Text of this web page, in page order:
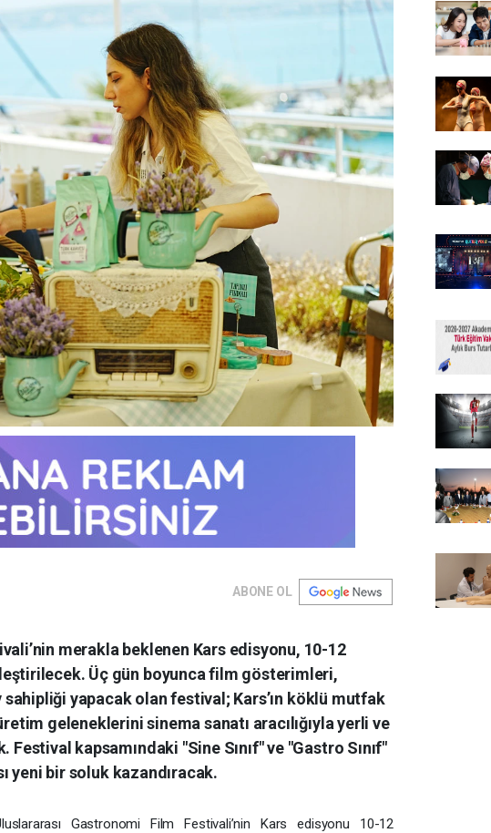
ABONE OL
merakla beklenen Kars edisyonu, 10-12
Üç gün boyunca film gösterimleri,
yapacak olan festival; Kars’ın köklü mutfak
geleneklerini sinema sanatı aracılığıyla yerli ve
Festival kapsamındaki "Sine Sınıf" ve "Gastro Sınıf"
yeni bir soluk kazandıracak.
Gastronomi Film Festivali’nin Kars edisyonu 10-12